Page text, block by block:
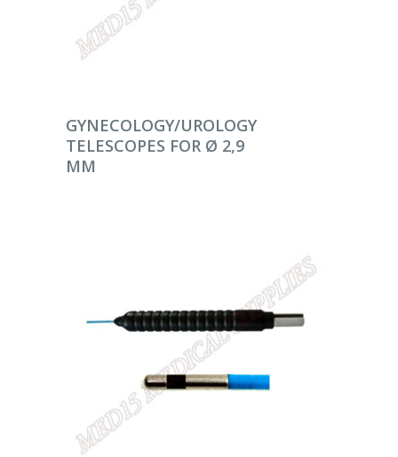
DEVAMINI OKU
GYNECOLOGY/UROLOGY
TELESCOPES FOR Ø 2,9
MM